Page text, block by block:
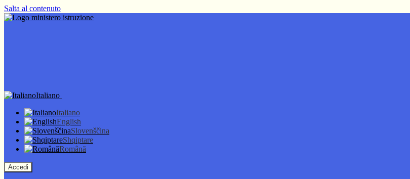
Salta al contenuto
Italiano
Italiano
English
Slovenščina
Shqiptare
Română
Accedi